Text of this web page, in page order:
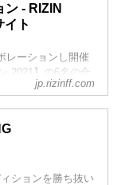
パーアリーナで開
グを華麗に...
- RIZIN
イト
レーションし開催
2021】の6名の合
ベントに参加！
jp.rizinff.com
ションを勝ち抜い